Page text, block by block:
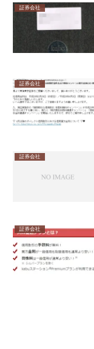
証券会社
証券会社
証券会社
証券会社